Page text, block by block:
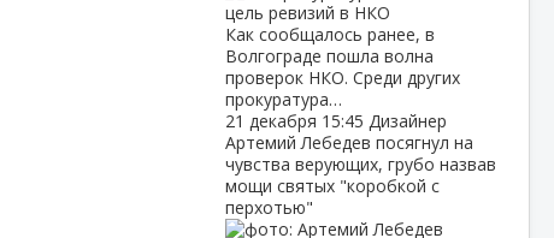
Как сообщалось ранее, в
Волгограде пошла волна
проверок НКО. Среди других
прокуратура…
21 декабря 15:45 Дизайнер
Артемий Лебедев посягнул на
чувства верующих, грубо назвав
мощи святых "коробкой с
перхотью"